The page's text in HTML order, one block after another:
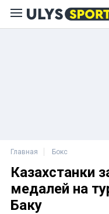
Главная Бокс
Казахстанки
медалей на
Баку